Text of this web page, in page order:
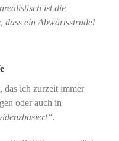
ist die
dass ein Abwärtsstrudel
das ich zurzeit immer
oder auch in
.